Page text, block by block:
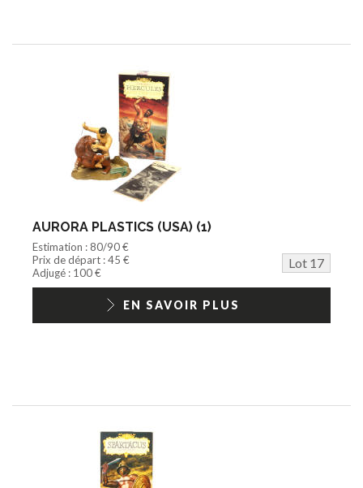
AURORA PLASTICS (USA) (1)
Estimation : 80/90 €
Prix de départ : 45 €
Lot 17
Adjugé : 100 €
EN SAVOIR PLUS